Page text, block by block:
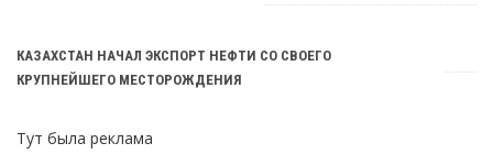
КАЗАХСТАН НАЧАЛ ЭКСПОРТ НЕФТИ СО СВОЕГО
КРУПНЕЙШЕГО МЕСТОРОЖДЕНИЯ
Тут была реклама